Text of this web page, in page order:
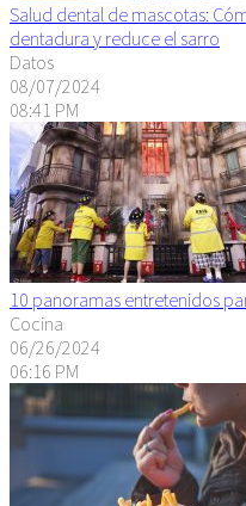
Salud dental de mascotas:
dentadura y reduce el sarro
Datos
08/07/2024
08:41 PM
10 panoramas entretenidos
Cocina
06/26/2024
06:16 PM